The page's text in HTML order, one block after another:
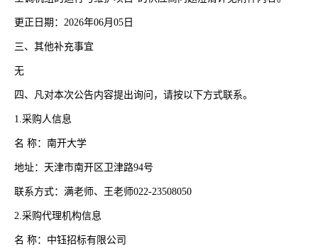
更正日期： 2026年06月 05 日
三、其他补充事宜
无
四、凡对本次公告内容提出询问，请按以下方式联系。
1.采购人信息
名 称：南开大学
地址：天津市南开区卫津路94号
联系方式：满老师、王老师022-23508050
2.采购代理机构信息
名 称：中钰招标有限公司